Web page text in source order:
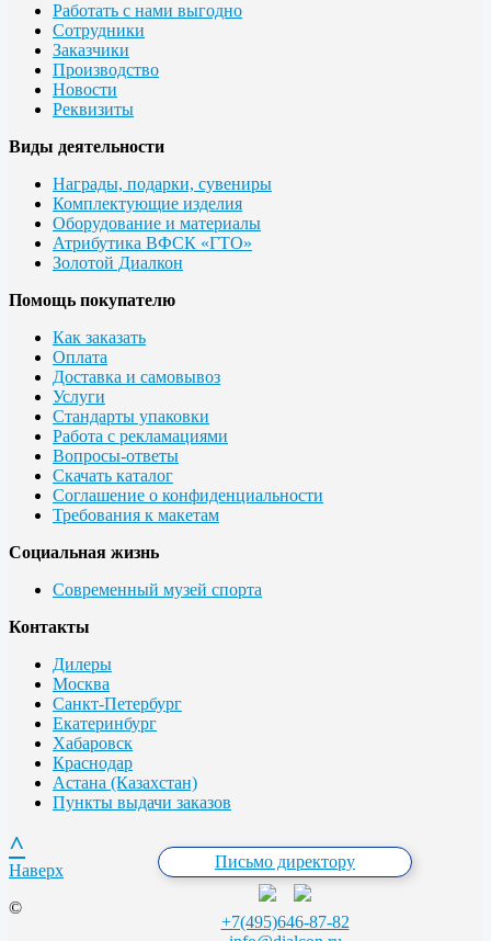
Работать с нами выгодно
Сотрудники
Заказчики
Производство
Новости
Реквизиты
Виды деятельности
Награды, подарки, сувениры
Комплектующие изделия
Оборудование и материалы
Атрибутика ВФСК «ГТО»
Золотой Диалкон
Помощь покупателю
Как заказать
Оплата
Доставка и самовывоз
Услуги
Стандарты упаковки
Работа с рекламациями
Вопросы-ответы
Скачать каталог
Соглашение о конфиденциальности
Требования к макетам
Социальная жизнь
Современный музей спорта
Контакты
Дилеры
Москва
Санкт-Петербург
Екатеринбург
Хабаровск
Краснодар
Астана (Казахстан)
Пункты выдачи заказов
Письмо директору
+7(495)646-87-82
^
Наверх
©